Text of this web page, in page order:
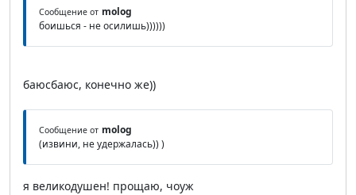
Сообщение от molog
боишься - не осилишь))))))
баюсбаюс, конечно же))
Сообщение от molog
(извини, не удержалась)) )
я великодушен! прощаю, чоуж